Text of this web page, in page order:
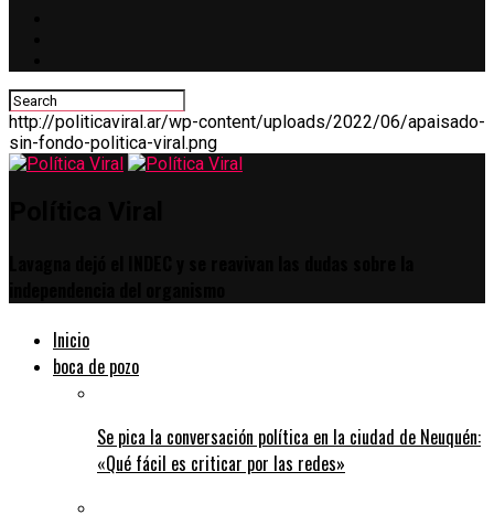
http://politicaviral.ar/wp-content/uploads/2022/06/apaisado-
sin-fondo-politica-viral.png
Inicio
boca de pozo
Se pica la conversación política en la ciudad de Neuquén:
«Qué fácil es criticar por las redes»